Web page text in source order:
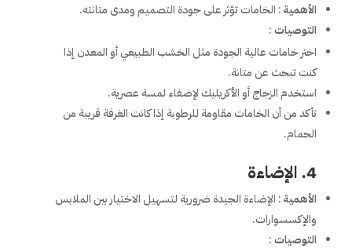
الأهمية: الخامات تؤثر على جودة التصميم ومدى متانته.
التوصيات:
اختر خامات عالية الجودة مثل الخشب الطبيعي أو المعدن إذا
كنت تبحث عن متانة.
استخدم الزجاج أو الأكريليك لإضفاء لمسة عصرية.
تأكد من أن الخامات مقاومة للرطوبة إذا كانت الغرفة قريبة من
الحمام.
4. الإضاءة
الأهمية: الإضاءة الجيدة ضرورية لتسهيل الاختيار بين الملابس
والإكسسوارات.
التوصيات: